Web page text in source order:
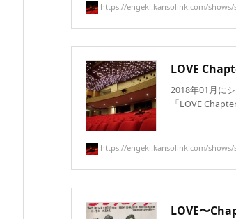
https://engeki.kansolink.com/
LOVE
2018年01月に
「LOVE
https://engeki.kansolink.com/
LOVE〜